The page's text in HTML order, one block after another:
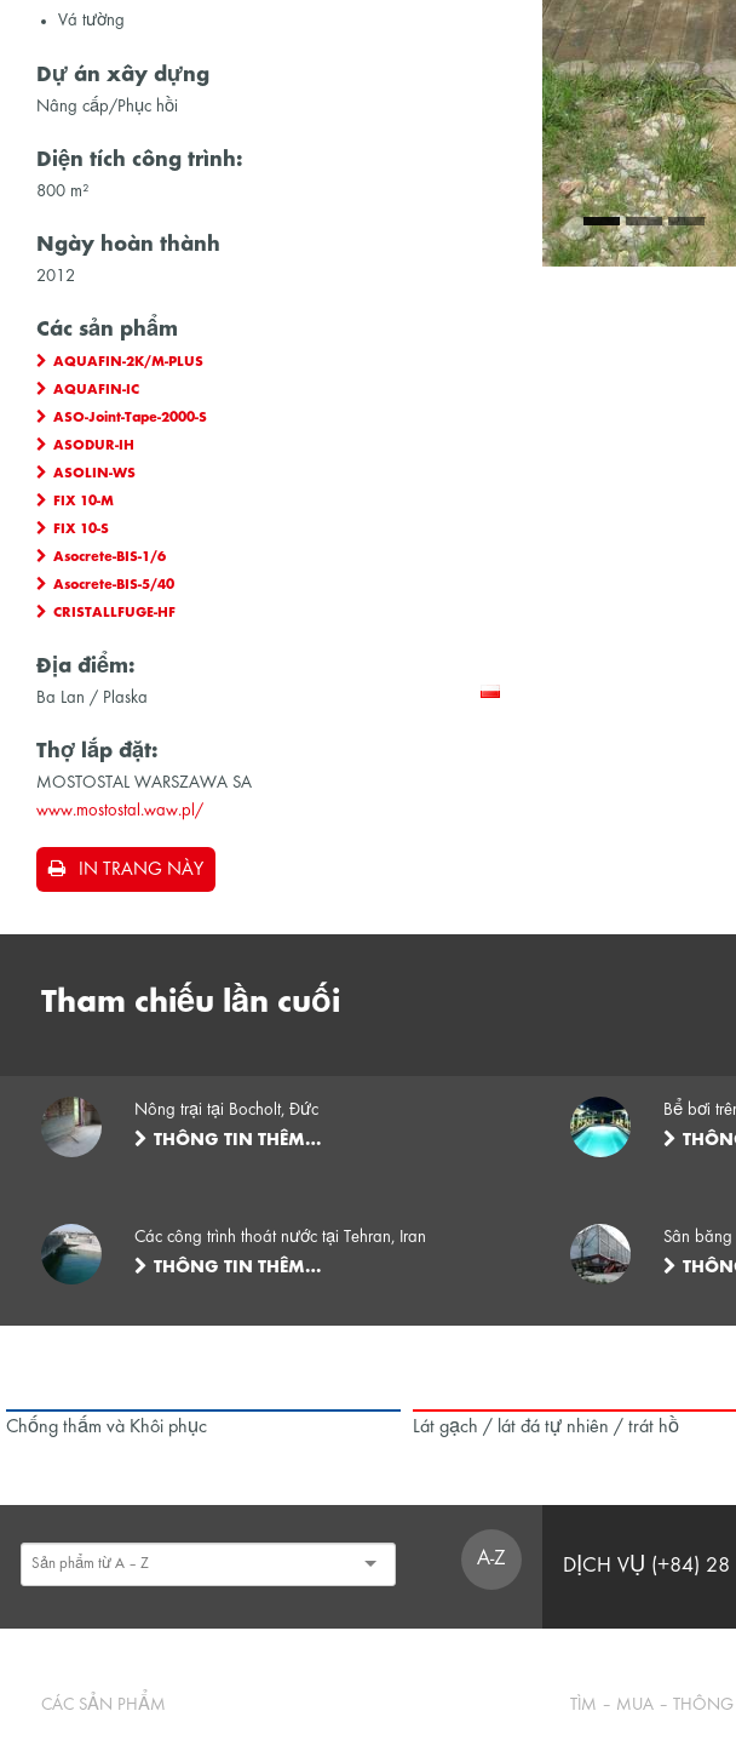
Vá tường
Dự án xây dựng
Nâng cấp/Phục hồi
Diện tích công trình:
800 m²
Ngày hoàn thành
2012
Các sản phẩm
AQUAFIN-2K/M-PLUS
AQUAFIN-IC
ASO-Joint-Tape-2000-S
ASODUR-IH
ASOLIN-WS
FIX 10-M
FIX 10-S
Asocrete-BIS-1/6
Asocrete-BIS-5/40
CRISTALLFUGE-HF
Địa điểm:
Ba Lan / Plaska
Thợ lắp đặt:
MOSTOSTAL WARSZAWA SA
www.mostostal.waw.pl/
IN TRANG NÀY
Tham chiếu lần cuối
Nông trại tại Bocholt, Đức
THÔNG TIN THÊM…
Bể bơi
Các công trình thoát nước tại Tehran, Iran
THÔNG TIN THÊM…
Sân băng
Chống thấm và Khôi phục Lát gạch / lát đá tự nhiên / trát hồ
A-Z DỊCH VỤ (+84)
CÁC SẢN PHẨM
TÌM – MUA – THÔNG